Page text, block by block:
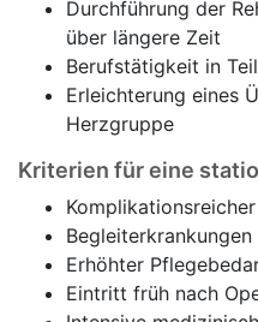
Durchführung der
über längere Zeit
Berufstätigkeit in
Erleichterung eines
Herzgruppe
Kriterien für eine
Begleiterkrankungen
Erhöhter
Eintritt früh nach